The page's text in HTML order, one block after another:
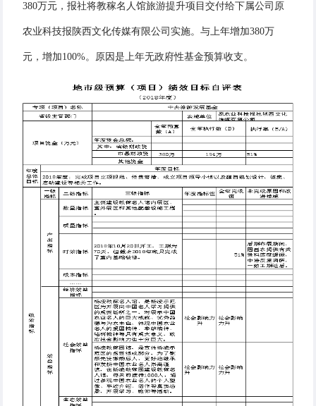
380万元，报社将教稼名人馆旅游提升项目交付给下属公司原
农业科技报陕西文化传媒有限公司实施。与上年增加380万
元，增加100%。原因是上年无政府性基金预算收支。